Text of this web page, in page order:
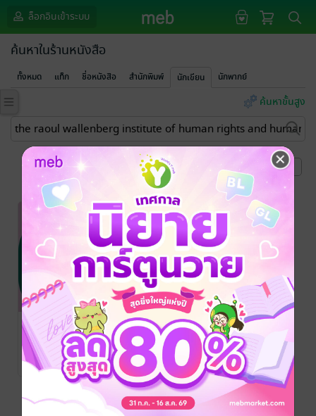
ล็อกอินเข้าระบบ
ค้นหาในร้านหนังสือ
ทั้งหมด แท็ก ชื่อหนังสือ สำนักพิมพ์ นักเขียน นักพากย์
ค้นหาขั้นสูง
หน้าที่ 1
หลักนิติธรรม:
คู่มือสำหรับ
นักการเมืองและ
ผู้ทำงาน
การเมือง ( Rule
Guide for
The Raoul
Wallenberg
Institute of Human
Humanitarian Law
การเมือง/รัฐศาสตร์
6 Rating